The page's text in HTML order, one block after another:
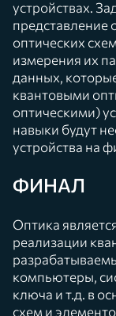
устройствах.
представление
оптических
измерения их
данных,
квантовыми
оптическими)
навыки будут
устройства на
ФИНАЛ
Оптика
реализации
компьютеры,
ключа и т.д. в
схем и